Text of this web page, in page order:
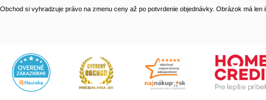
Obchod si vyhradzuje právo na zmenu ceny až po potvrdenie objednávky. Obrázok má len